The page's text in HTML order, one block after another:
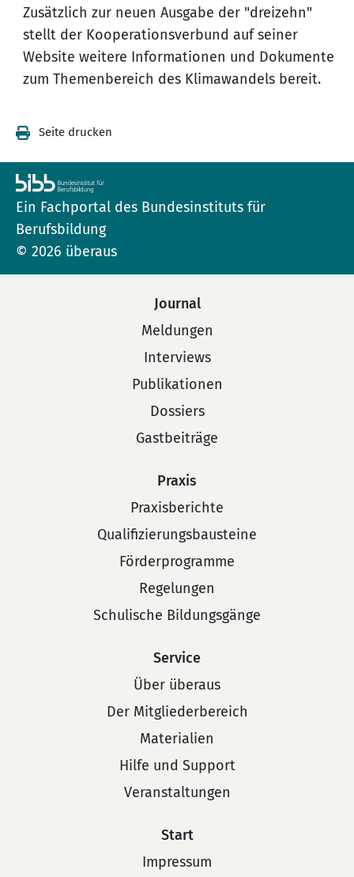
Zusätzlich zur neuen Ausgabe der "dreizehn"
stellt der Kooperationsverbund auf seiner
Website weitere Informationen und Dokumente
zum Themenbereich des Klimawandels bereit.
Seite drucken
Ein Fachportal des Bundesinstituts für
Berufsbildung
© 2026 überaus
Journal
Meldungen
Interviews
Publikationen
Dossiers
Gastbeiträge
Praxis
Praxisberichte
Qualifizierungsbausteine
Förderprogramme
Regelungen
Schulische Bildungsgänge
Service
Über überaus
Der Mitgliederbereich
Materialien
Hilfe und Support
Veranstaltungen
Start
Impressum